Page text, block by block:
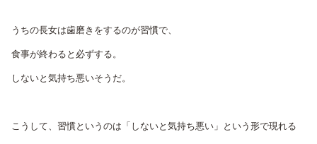
うちの長女は歯磨きをするのが習慣で、
食事が終わると必ずする。
しないと気持ち悪いそうだ。
こうして、習慣というのは「しないと気持ち悪い」という形で現れる